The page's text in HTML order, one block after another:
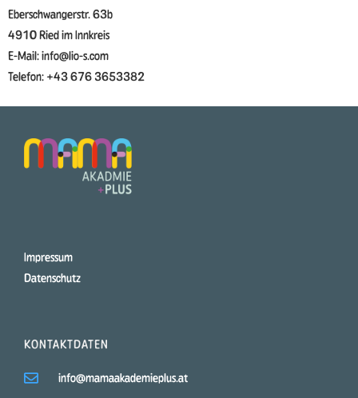
Eberschwangerstr. 63b
4910 Ried im Innkreis
E-Mail: info@lio-s.com
Telefon: +43 676 3653382
Impressum
Datenschutz
KONTAKTDATEN
info@mamaakademieplus.at